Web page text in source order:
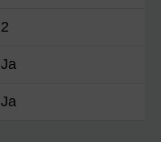
2
Ja
Ja